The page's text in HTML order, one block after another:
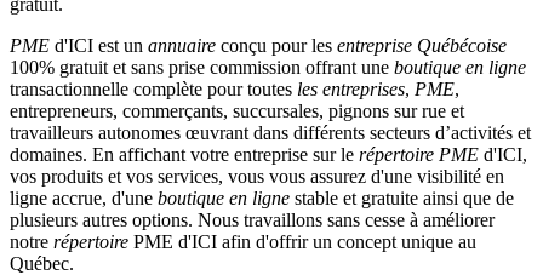
PME d'ICI est un annuaire conçu pour les entreprise Québécoise
100% gratuit et sans prise commission offrant une boutique en ligne
transactionnelle complète pour toutes les entreprises, PME,
entrepreneurs, commerçants, succursales, pignons sur rue et
travailleurs autonomes œuvrant dans différents secteurs d’activités et
domaines. En affichant votre entreprise sur le répertoire PME d'ICI,
vos produits et vos services, vous vous assurez d'une visibilité en
ligne accrue, d'une boutique en ligne stable et gratuite ainsi que de
plusieurs autres options. Nous travaillons sans cesse à améliorer
notre répertoire PME d'ICI afin d'offrir un concept unique au
Québec.